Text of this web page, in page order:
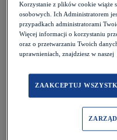
Alergie
Choroby
Choroby nerek i
Choroby wieku
Cukrzyca
Inne dolegliwości
Kości i stawy
Otolaryngologia
Korzystanie z plików cookie wiąże
osobowych. Ich Administratorem
przypadkach administratorami
Więcej informacji o korzystaniu
oraz o przetwarzaniu Twoich
uprawnieniach, znajdziesz w naszej
ZAAKCEPTUJ